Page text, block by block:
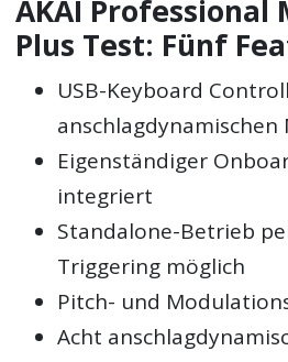
AKAI Professional
Plus Test: Fünf
USB-Keyboard
Eigenständiger
integriert
Standalone-Betrieb
Triggering möglich
Pitch- und
Acht